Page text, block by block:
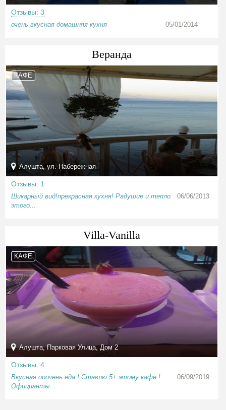
Отзывы: 3
очень вкусная домашняя кухня 05/01/2014
Веранда
КАФЕ
Алушта, ул. Набережная
Отзывы: 1
Шикарный вид!прекрасная кухня! Радушие и тепло
этого...
06/06/2013
Villa-Vanilla
КАФЕ
Алушта, Парковая Улица, Дом 2
Отзывы: 4
Вкусная ооочень еда ! Ставлю 5+ этому кафе !
Официанты...
06/09/2019